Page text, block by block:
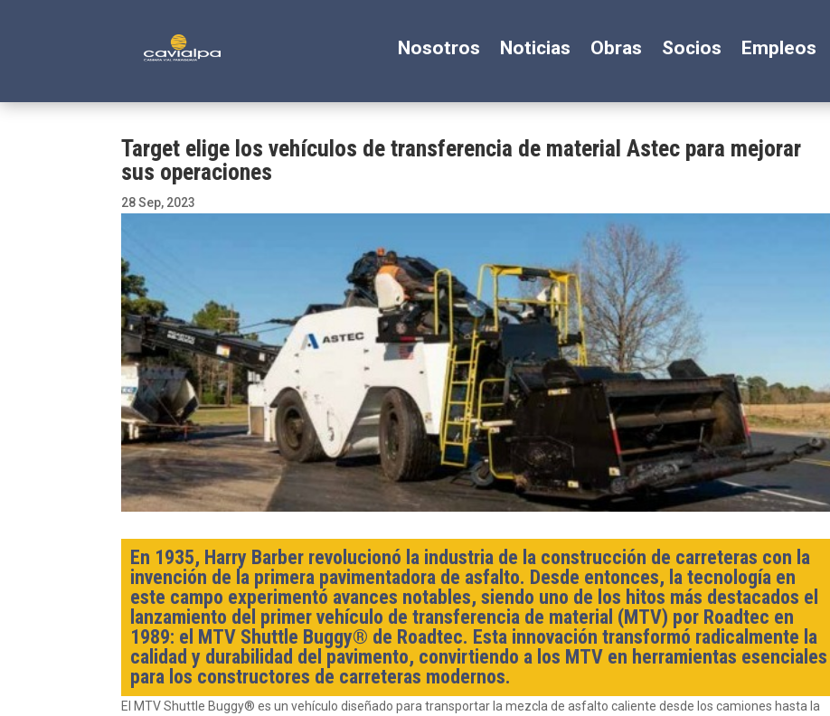
Nosotros Noticias Obras Socios Empleos
Target elige los vehículos de transferencia de material Astec para mejorar
sus operaciones
28 Sep, 2023
En 1935, Harry Barber revolucionó la industria de la construcción de carreteras con la
invención de la primera pavimentadora de asfalto. Desde entonces, la tecnología en
este campo experimentó avances notables, siendo uno de los hitos más destacados el
lanzamiento del primer vehículo de transferencia de material (MTV) por Roadtec en
1989: el MTV Shuttle Buggy® de Roadtec. Esta innovación transformó radicalmente la
calidad y durabilidad del pavimento, convirtiendo a los MTV en herramientas esenciales
para los constructores de carreteras modernos.
El MTV Shuttle Buggy® es un vehículo diseñado para transportar la mezcla de asfalto caliente desde los camiones hasta la